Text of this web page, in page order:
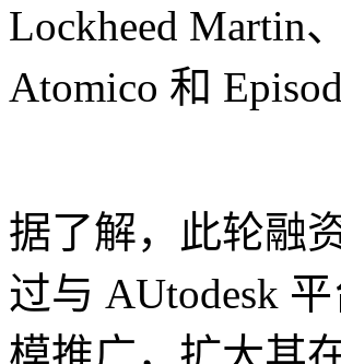
Lockheed Martin
Atomico 和
据了解，此轮融
过与 AUtodesk
模推广，扩大其